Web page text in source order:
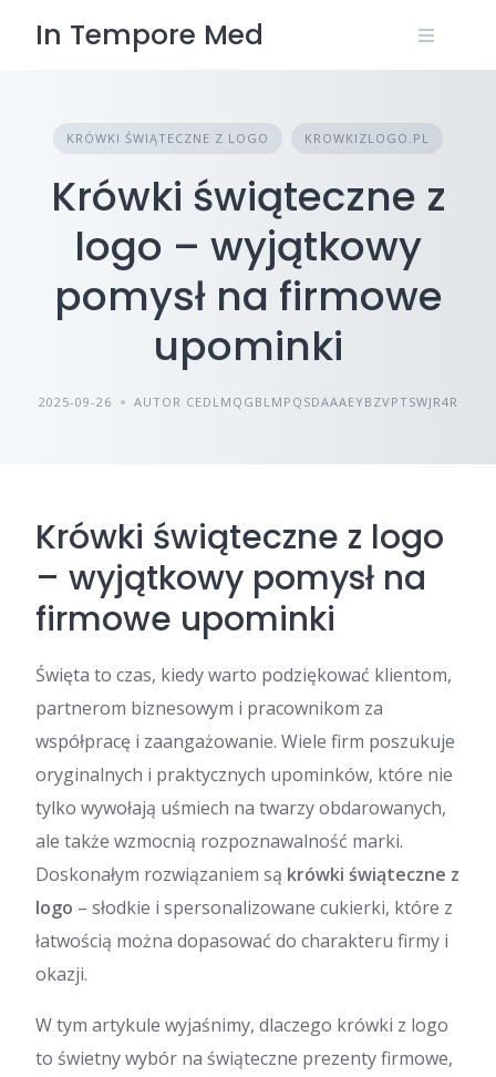
In Tempore Med
KRÓWKI ŚWIĄTECZNE Z LOGO KROWKIZLOGO.PL
Krówki świąteczne z
logo – wyjątkowy
pomysł na firmowe
upominki
2025-09-26 AUTOR CEDLMQGBLMPQSDAAAEYBZVPTSWJR4R
Krówki świąteczne z logo
– wyjątkowy pomysł na
firmowe upominki
Święta to czas, kiedy warto podziękować klientom,
partnerom biznesowym i pracownikom za
współpracę i zaangażowanie. Wiele firm poszukuje
oryginalnych i praktycznych upominków, które nie
tylko wywołają uśmiech na twarzy obdarowanych,
ale także wzmocnią rozpoznawalność marki.
Doskonałym rozwiązaniem są krówki świąteczne z
logo – słodkie i spersonalizowane cukierki, które z
łatwością można dopasować do charakteru firmy i
okazji.
W tym artykule wyjaśnimy, dlaczego krówki z logo
to świetny wybór na świąteczne prezenty firmowe,